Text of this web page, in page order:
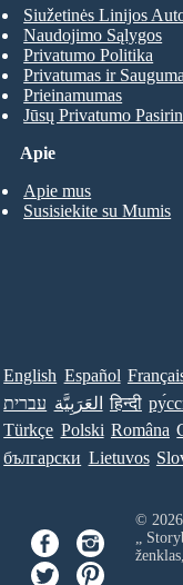
Apie
Apie mus
Susisiekite su Mumis
Siužetinės Linijos
Naudojimo Sąlygos
Privatumo Politika
Privatumas ir
Prieinamumas
Jūsų Privatumo
English Español
עברית العَرَبِيَّة हिन्दी
Türkçe Polski Româna
български Lietuvos
© 2026
„